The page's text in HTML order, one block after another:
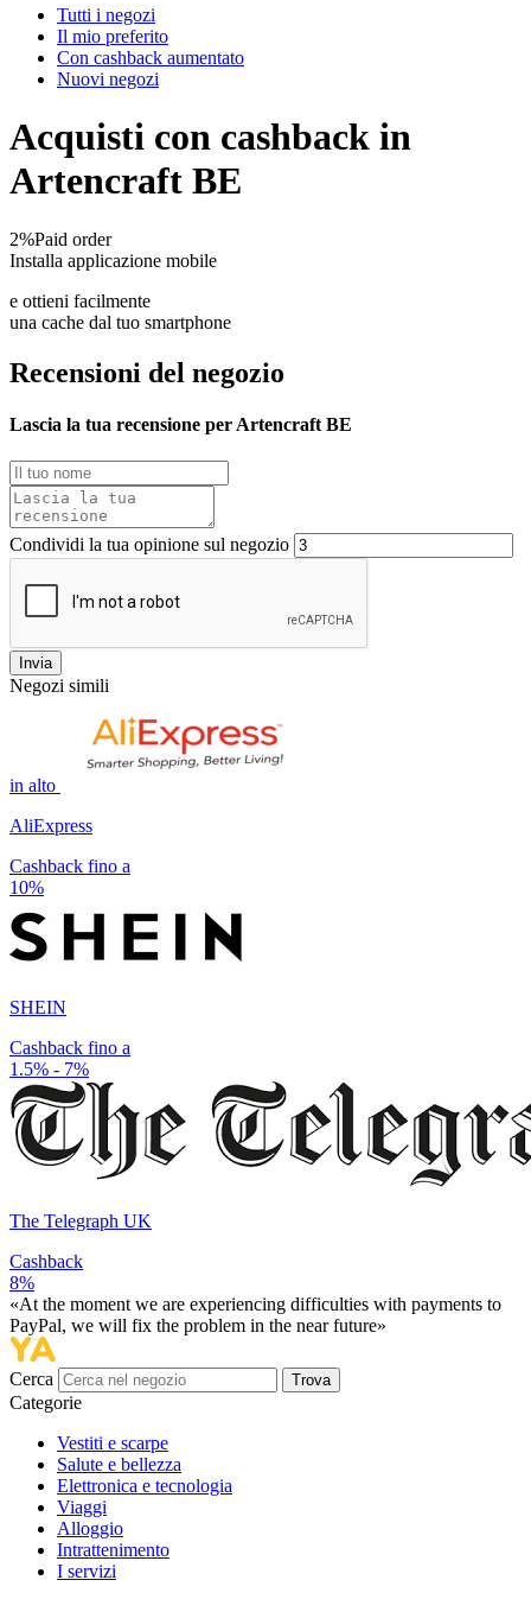
Tutti i negozi
Il mio preferito
Con cashback aumentato
Nuovi negozi
Acquisti con cashback in
Artencraft BE
2%Paid order
Installa applicazione mobile
e ottieni facilmente
una cache dal tuo smartphone
Recensioni del negozio
Lascia la tua recensione per Artencraft BE
Condividi la tua opinione sul negozio
Invia
Negozi simili
in alto
AliExpress
Cashback fino a
10%
SHEIN
Cashback fino a
1.5% - 7%
The Telegraph UK
Cashback
8%
«At the moment we are experiencing difficulties with payments to
PayPal, we will fix the problem in the near future»
Cerca Trova
Categorie
Vestiti e scarpe
Salute e bellezza
Elettronica e tecnologia
Viaggi
Alloggio
Intrattenimento
I servizi